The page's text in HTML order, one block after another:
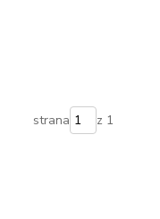
strana z 1